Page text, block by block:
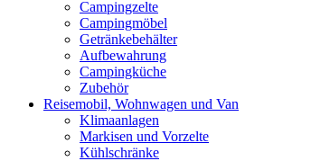
Campingzelte
Campingmöbel
Getränkebehälter
Aufbewahrung
Campingküche
Zubehör
Reisemobil, Wohnwagen und Van
Klimaanlagen
Markisen und Vorzelte
Kühlschränke